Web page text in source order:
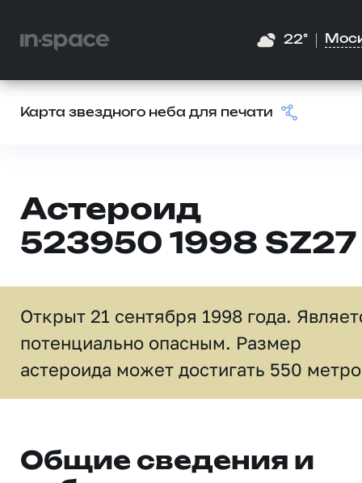
22°
Карта звездного неба для печати
Астероид
523950 1998 SZ27
Открыт 21 сентября 1998 года.
потенциально опасным. Размер
астероида может достигать 550
Общие сведения и